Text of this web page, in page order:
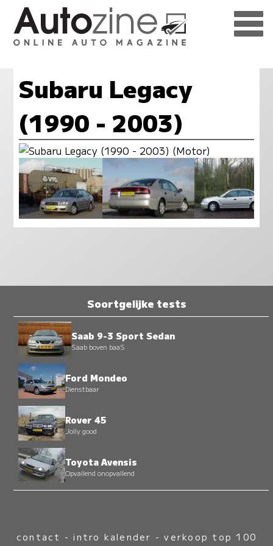
Subaru Legacy
(1990 - 2003)
Soortgelijke tests
Saab 9-3 Sport Sedan
Saab boven baaS
Ford Mondeo
Dienstbaar
Rover 45
Jolly good
Toyota Avensis
Opvallend onopvallend
contact -intro kalender -verkoop top 100